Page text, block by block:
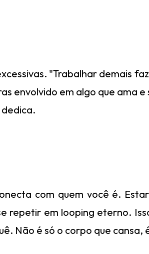
"Trabalhar demais
envolvido em algo que ama
com quem você é.
repetir em looping eterno.
Não é só o corpo que cansa,